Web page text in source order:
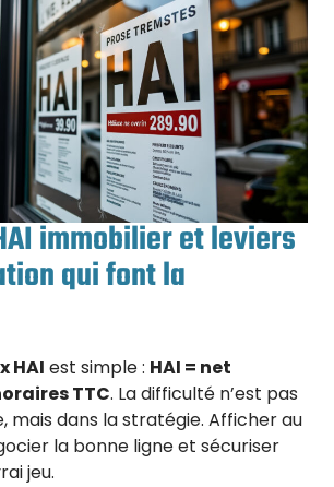
immobilier et leviers
qui font la
HAI est simple : HAI = net
TTC. La difficulté n’est pas
mais dans la stratégie. Afficher au
la bonne ligne et sécuriser
jeu.